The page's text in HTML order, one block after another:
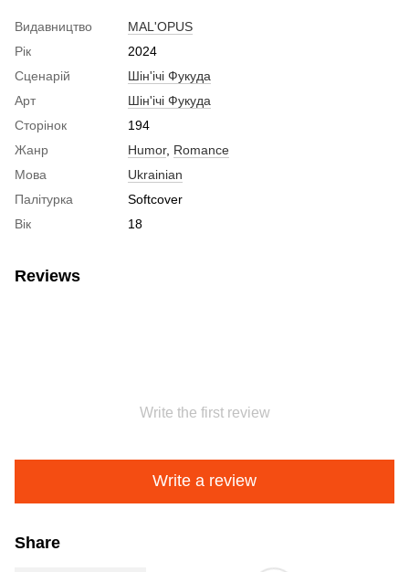
Видавництво
MAL'OPUS
Рік
2024
Сценарій
Шін'ічі Фукуда
Арт
Шін'ічі Фукуда
Сторінок
194
Жанр
Humor, Romance
Мова
Ukrainian
Палітурка
Softcover
Вік
18
Reviews
Write the first review
Write a review
Share